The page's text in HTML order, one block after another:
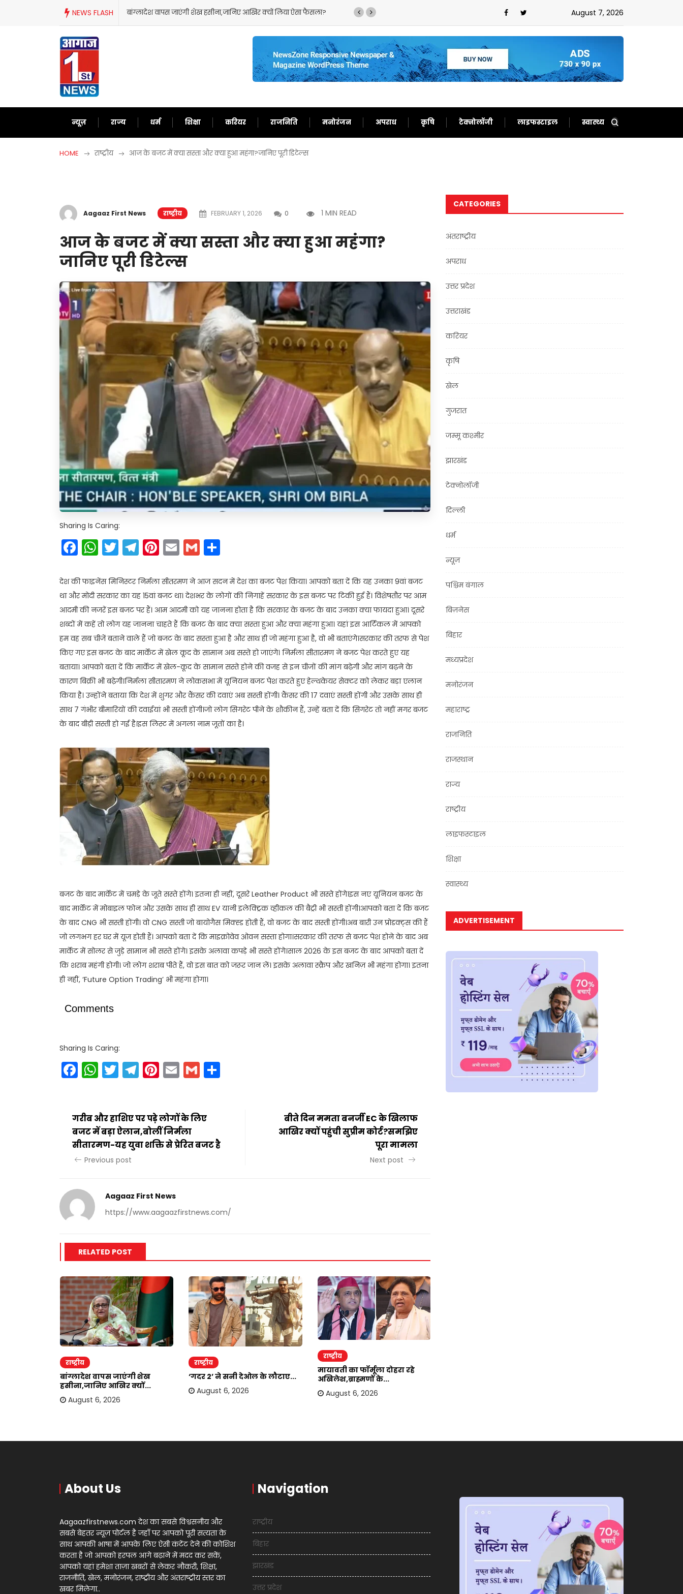
NEWS FLASH
बांग्लादेश वापस जाएंगी शेख हसीना,जानिए आखिर क्यों लिया ऐसा फैसला? ‘गदर 2’ ने सनी देओल के लौटाए अच्छे दिन,फिर से बन गए दर्शकों का खास August 7, 2026
न्यूज़ राज्य धर्म शिक्षा करियर राजनिति मनोरंजन अपराध कृषि टेक्नोलॉजी लाइफस्टाइल स्वास्थ्य
HOME राष्ट्रीय आज के बजट में क्या सस्ता और क्या हुआ महंगा?जानिए पूरी डिटेल्स
Aagaaz First News राष्ट्रीय FEBRUARY 1, 2026 0 1 MIN READ
आज के बजट में क्या सस्ता और क्या हुआ महंगा?
जानिए पूरी डिटेल्स
Sharing Is Caring:
Facebook
WhatsApp
Twitter
Telegram
Pinterest
EmailGmail
देश की फाइनेंस मिनिस्टर निर्मला सीतरमण ने आज सदन में देश का बजट पेश किया। आपको बता दें कि यह उनका 9वां बजट
था और मोदी सरकार का यह 15वां बजट था। देशभर के लोगों की निगाहें सरकार के इस बजट पर टिकी हुई हैं। विशेषतौर पर आम
आदमी की नजरें इस बजट पर हैं। आम आदमी को यह जानना होता है कि सरकार के बजट के बाद उनका क्या फायदा हुआ। दूसरे
शब्दों में कहें तो लोग यह जानना चाहते हैं कि बजट के बाद क्या सस्ता हुआ और क्या महंगा हुआ। यहां इस आर्टिकल में आपको
हम वह सब चीजें बताने वाले हैं जो बजट के बाद सस्ता हुआ है और साथ ही जो महंगा हुआ है, वो भी बताएंगे।सरकार की तरफ से पेश
किए गए इस बजट के बाद मार्केट में खेल कूद के सामान अब सस्ते हो जाएंगे। निर्मला सीतारमण ने बजट पेश करते हुए यह
बताया। आपको बता दें कि मार्केट में खेल-कूद के सामान सस्ते होने की वजह से इन चीजों की मांग बढ़ेगी और मांग बढ़ने के
कारण बिक्री भी बढ़ेगी।निर्मला सीतारमण ने लोकसभा में यूनियन बजट पेश करते हुए हेल्थकेयर सेक्टर को लेकर बड़ा एलान
किया है। उन्होंने बताया कि देश में शुगर और कैंसर की दवाएं अब सस्ती होंगी। कैंसर की 17 दवाएं सस्ती होंगी और उसके साथ ही
साथ 7 गंभीर बीमारियों की दवाईयां भी सस्ती होंगी।जो लोग सिगरेट पीने के शौकीन हैं, उन्हें बता दें कि सिगरेट तो नहीं मगर बजट
के बाद बीड़ी सस्ती हो गई है।इस लिस्ट में अगला नाम जूतों का है।
बजट के बाद मार्केट में चमड़े के जूते सस्ते होंगे। इतना ही नहीं, दूसरे Leather Product भी सस्ते होंगे।इस नए यूनियन बजट के
बाद मार्केट में मोबाइल फोन और उसके साथ ही साथ EV यानी इलेक्ट्रिक व्हीकल की बैट्री भी सस्ती होंगी।आपको बता दें कि बजट
के बाद CNG भी सस्ती होंगी। वो CNG सस्ती जो बायोगैस मिक्स्ड होती हैं, वो बजट के बाद सस्ती होंगी।अब बारी उन प्रोडक्ट्स की हैं
जो लगभग हर घर में यूज होती हैं। आपको बता दें कि माइक्रोवेव ओवन सस्ता होगा।सरकार की तरफ से बजट पेश होने के बाद अब
मार्केट में सोलर से जुड़े सामान भी सस्ते होंगे। इसके अलावा कपड़े भी सस्ते होंगे।साल 2026 के इस बजट के बाद आपको बता दें
कि शराब महंगी होगी। जो लोग शराब पीते हैं, वो इस बात को जरूर जान लें। इसके अलावा स्क्रैप और खनिज़ भी महंगा होगा। इतना
ही नहीं, ‘Future Option Trading’ भी महंगा होगा।
Comments
Sharing Is Caring:
Facebook
WhatsApp
Twitter
Telegram
Pinterest
EmailGmail
गरीब और हाशिए पर पड़े लोगों के लिए
बजट में बड़ा ऐलान,बोलीं निर्मला
सीतारमण-यह युवा शक्ति से प्रेरित बजट है
Previous post
बीते दिन ममता बनर्जी EC के खिलाफ
आखिर क्यों पहुंची सुप्रीम कोर्ट?समझिए
पूरा मामला
Next post
Aagaaz First News
https://www.aagaazfirstnews.com/
RELATED POST
राष्ट्रीय
बांग्लादेश वापस जाएंगी शेख
हसीना,जानिए आखिर क्यों...
August 6, 2026
राष्ट्रीय
‘गदर 2’ ने सनी देओल के लौटाए...
August 6, 2026
राष्ट्रीय
मायावती का फॉर्मूला दोहरा रहे
अखिलेश,ब्राह्मणों के...
August 6, 2026
CATEGORIES
अंतराष्ट्रीय
अपराध
उत्तर प्रदेश
उत्तराखंड
करियर
कृषि
खेल
गुजरात
जम्मू कश्मीर
झारखंड
टेक्नोलॉजी
दिल्ली
धर्म
न्यूज़
पश्चिम बंगाल
बिज़नेस
बिहार
मध्यप्रदेश
मनोरंजन
महाराष्ट्र
राजनिति
राजस्थान
राज्य
राष्ट्रीय
लाइफस्टाइल
शिक्षा
स्वास्थ्य
ADVERTISEMENT
About Us
Aagaazfirstnews.com देश का सबसे विश्वसनीय और
सबसे बेहतर न्यूज़ पोर्टल है जहाँ पर आपको पूरी सत्यता के
साथ आपकी भाषा में आपके लिए ऐसी कंटेंट देने की कोशिश
करता है जो आपको हरपल आगे बढ़ाने में मदद कर सकें,
आपको यहां हमेशा ताज़ा खबरों से लेकर नौकरी, शिक्षा,
राजनीति, खेल, मनोरंजन, राष्ट्रीय और अंतराष्ट्रीय स्तर का
खबर मिलेगा..
Navigation
राष्ट्रीय
बिहार
झारखंड
उत्तर प्रदेश